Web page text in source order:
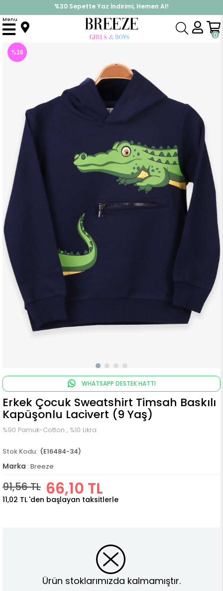
%30 Sepette Yaz İndirimi, Hemen Al!
İndirimlere ek %10 İndirimi Kap, Hemen Üye Ol!
0
Menu
Anasayfa Üst Giyim Sweatshirt
%28
WHATSAPP DESTEK HATTI
Erkek Çocuk Sweatshirt Timsah Baskılı
Kapüşonlu Lacivert (9 Yaş)
%90 Pamuk-Cotton , %10 Likra
(E16484-34)
Marka : Breeze
91,56 TL 66,10 TL
11,02 TL 'den başlayan taksitlerle
Ürün stoklarımızda kalmamıştır.